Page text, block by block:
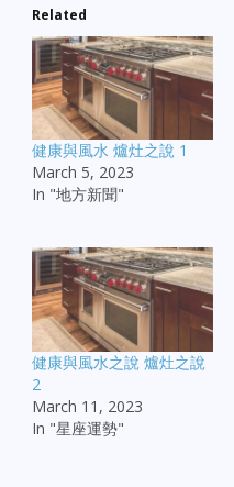
Related
健康與風水 爐灶之說 1
March 5, 2023
In "地方新聞"
健康與風水之說 爐灶之說
2
March 11, 2023
In "星座運勢"